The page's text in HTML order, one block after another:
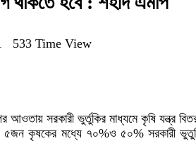
533 Time View
আওতায় সরকারী ভুর্তুকির মাধ্যমে কৃষি যন্ত্র
৫জন কৃষকের মধ্যে ৭০%ও ৫০% সরকারী